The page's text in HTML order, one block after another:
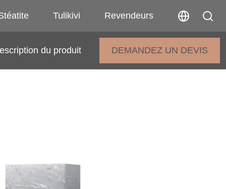
Tulikivi Revendeurs
du produit DEMANDEZ UN DEVIS